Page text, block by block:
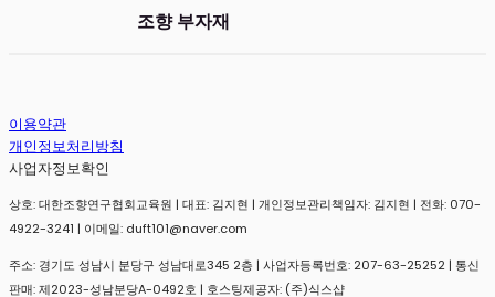
조향 부자재
이용약관
개인정보처리방침
사업자정보확인
상호: 대한조향연구협회교육원 | 대표: 김지현 | 개인정보관리책임자: 김지현 | 전화: 070-
4922-3241 | 이메일: duft101@naver.com
주소: 경기도 성남시 분당구 성남대로345 2층 | 사업자등록번호: 207-63-25252 | 통신
판매:제2023-성남분당A-0492호 | 호스팅제공자: (주)식스샵